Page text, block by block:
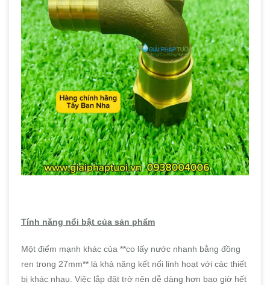
Tính năng nổi bật của sản phẩm
Một điểm mạnh khác của **co lấy nước nhanh bằng đồng
ren trong 27mm** là khả năng kết nối linh hoạt với các thiết
bị khác nhau. Việc lắp đặt trở nên dễ dàng hơn bao giờ hết